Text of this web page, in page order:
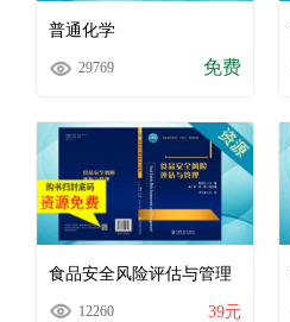
普通化学
978-7-5655-2602-2
29769 免费
食品安全风险评估与管理
978-7-5655-2600-8
12260 39元